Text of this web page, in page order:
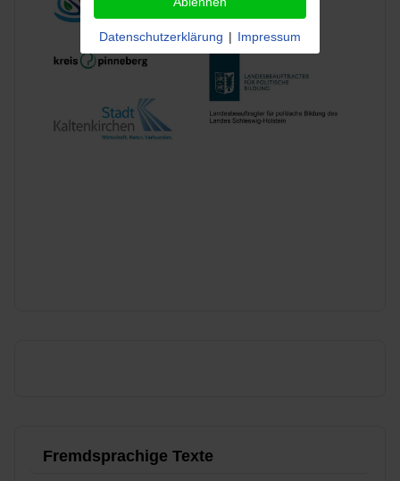
Fremdsprachige Texte
Datenschutzerklärung | Impressum